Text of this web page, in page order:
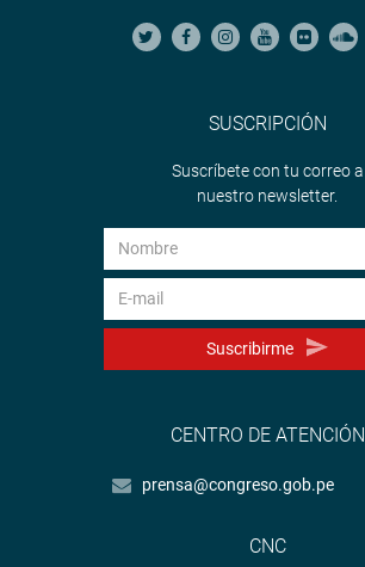
SUSCRIPCIÓN
Suscríbete con tu correo a
nuestro newsletter.
Suscribirme
CENTRO DE ATENCIÓN
prensa@congreso.gob.pe
CNC